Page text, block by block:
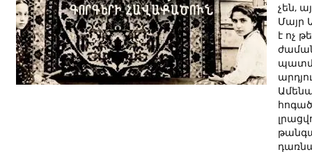
չեն,
Մայր
է ոչ